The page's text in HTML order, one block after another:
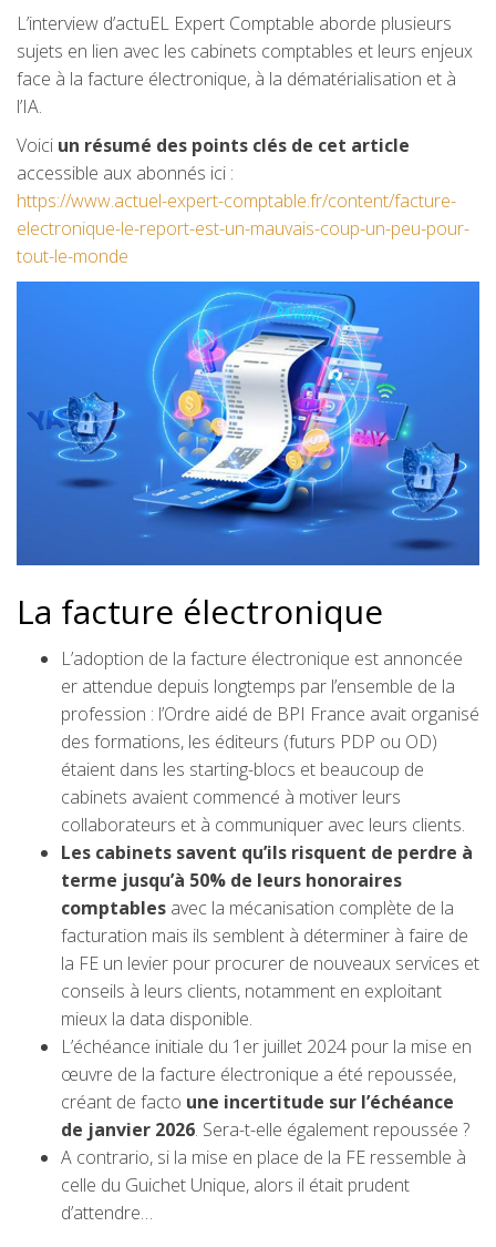
L’interview d’actuEL Expert Comptable aborde plusieurs
sujets en lien avec les cabinets comptables et leurs enjeux
face à la facture électronique, à la dématérialisation et à
l’IA.
Voici un résumé des points clés de cet article
accessible aux abonnés ici :
https://www.actuel-expert-comptable.fr/content/facture-
electronique-le-report-est-un-mauvais-coup-un-peu-pour-
tout-le-monde
La facture électronique
L’adoption de la facture électronique est annoncée
er attendue depuis longtemps par l’ensemble de la
profession : l’Ordre aidé de BPI France avait organisé
des formations, les éditeurs (futurs PDP ou OD)
étaient dans les starting-blocs et beaucoup de
cabinets avaient commencé à motiver leurs
collaborateurs et à communiquer avec leurs clients.
Les cabinets savent qu’ils risquent de perdre à
terme jusqu’à 50% de leurs honoraires
comptables avec la mécanisation complète de la
facturation mais ils semblent à déterminer à faire de
la FE un levier pour procurer de nouveaux services et
conseils à leurs clients, notamment en exploitant
mieux la data disponible.
L’échéance initiale du 1er juillet 2024 pour la mise en
œuvre de la facture électronique a été repoussée,
créant de facto une incertitude sur l’échéance
de janvier 2026. Sera-t-elle également repoussée ?
A contrario, si la mise en place de la FE ressemble à
celle du Guichet Unique, alors il était prudent
d’attendre…